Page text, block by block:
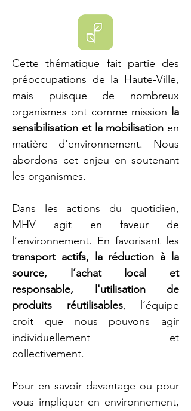
Cette thématique fait partie des
préoccupations de la Haute-Ville,
mais puisque de nombreux
organismes ont comme mission la
sensibilisation et la mobilisation en
matière d'environnement. Nous
abordons cet enjeu en soutenant
les organismes.
Dans les actions du quotidien,
MHV agit en faveur de
l’environnement. En favorisant les
transport actifs, la réduction à la
source, l’achat local et
responsable, l'utilisation de
produits réutilisables, l’équipe
croit que nous pouvons agir
individuellement et
collectivement.
Pour en savoir davantage ou pour
vous impliquer en environnement,